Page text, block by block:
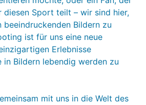
diesen Sport teilt – wir sind hier,
beeindruckenden Bildern zu
ist für uns eine neue
Erlebnisse
in Bildern lebendig werden zu
mit uns in die Welt des